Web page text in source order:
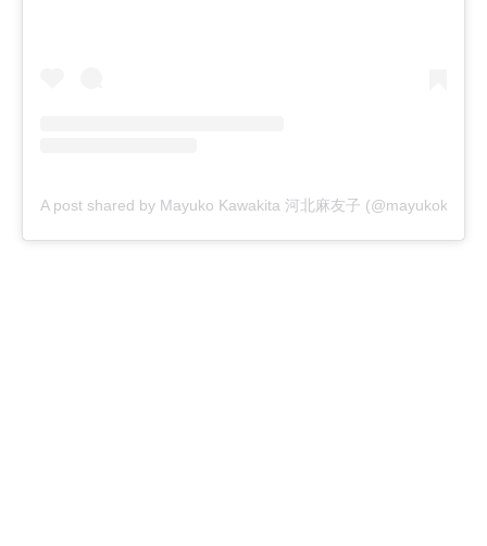
A post shared by Mayuko Kawakita 河北麻友子